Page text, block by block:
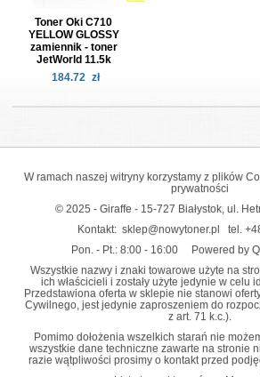
Toner Oki C710
YELLOW GLOSSY
zamiennik - toner
JetWorld 11.5k
184.72 zł
W ramach naszej witryny korzystamy z plików
prywatności
© 2025 - Giraffe - 15-727 Białystok, ul.
Kontakt: sklep@nowytoner.pl tel.
Pon. - Pt.: 8:00 - 16:00
Powered by
Wszystkie nazwy i znaki towarowe użyte na
ich właścicieli i zostały użyte jedynie w celu
Przedstawiona oferta w sklepie nie stanowi
Cywilnego, jest jedynie zaproszeniem do
z art. 71 k.c.).
Pomimo dołożenia wszelkich starań nie
wszystkie dane techniczne zawarte na stronie
razie wątpliwości prosimy o kontakt przed